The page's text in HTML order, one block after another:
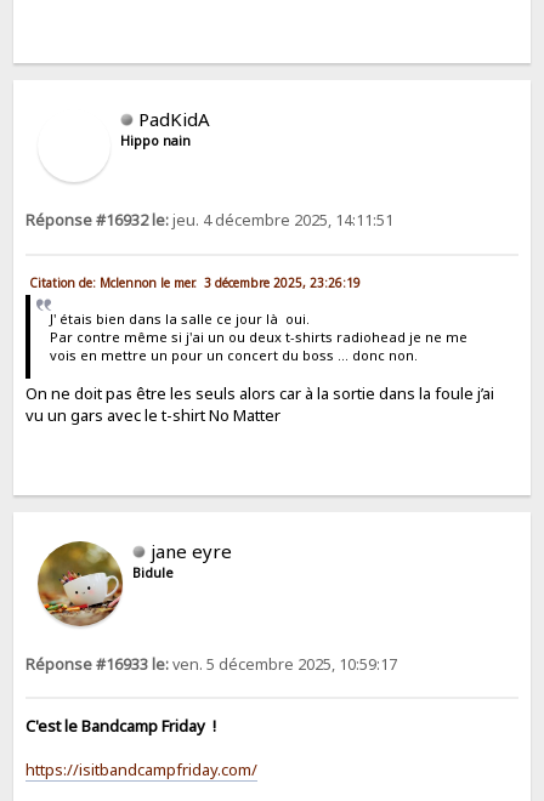
PadKidA
Hippo nain
Réponse #16932 le:jeu. 4 décembre 2025, 14:11:51
Citation de: Mclennon le mer. 3 décembre 2025, 23:26:19
J' étais bien dans la salle ce jour là oui.
Par contre même si j'ai un ou deux t-shirts radiohead je ne me
vois en mettre un pour un concert du boss ... donc non.
On ne doit pas être les seuls alors car à la sortie dans la foule j’ai
vu un gars avec le t-shirt No Matter
jane eyre
Bidule
Réponse #16933 le:ven. 5 décembre 2025, 10:59:17
C'est le Bandcamp Friday !
https://isitbandcampfriday.com/